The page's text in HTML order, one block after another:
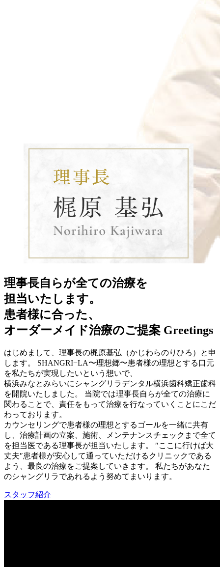
理事長自らが全ての治療を
担当いたします。
患者様に合った、
オーダーメイド治療のご提案 Greetings
はじめまして、理事長の梶原基弘（かじわらのりひろ）と申
します。 SHANGRI−LA〜理想郷〜患者様の理想とする口元
を私たちが実現したいという想いで、
横浜みなとみらいにシャングリラデンタル横浜歯科矯正歯科
を開院いたしました。 当院では理事長自らが全ての治療に
関わることで、責任をもって治療を行なっていくことにこだ
わっております。
カウンセリングで患者様の理想とするゴールを一緒に共有
し、治療計画の立案、施術、メンテナンスチェックまで全て
を担当医である理事長が担当いたします。 ″ここに行けば大
丈夫″患者様が安心して通っていただけるクリニックである
よう、最良の治療をご提案していきます。 私たちがあなた
のシャングリラであれるよう努めてまいります。
スタッフ紹介